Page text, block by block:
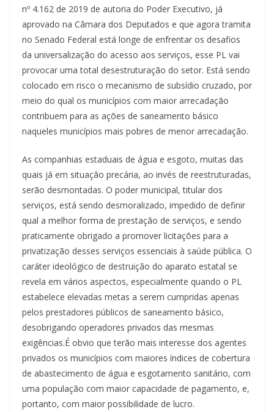
nº 4.162 de 2019 de autoria do Poder Executivo, já
aprovado na Câmara dos Deputados e que agora tramita
no Senado Federal está longe de enfrentar os desafios
da universalização do acesso aos serviços, esse PL vai
provocar uma total desestruturação do setor. Está sendo
colocado em risco o mecanismo de subsídio cruzado, por
meio do qual os municípios com maior arrecadação
contribuem para as ações de saneamento básico
naqueles municípios mais pobres de menor arrecadação.
As companhias estaduais de água e esgoto, muitas das
quais já em situação precária, ao invés de reestruturadas,
serão desmontadas. O poder municipal, titular dos
serviços, está sendo desmoralizado, impedido de definir
qual a melhor forma de prestação de serviços, e sendo
praticamente obrigado a promover licitações para a
privatização desses serviços essenciais à saúde pública. O
caráter ideológico de destruição do aparato estatal se
revela em vários aspectos, especialmente quando o PL
estabelece elevadas metas a serem cumpridas apenas
pelos prestadores públicos de saneamento básico,
desobrigando operadores privados das mesmas
exigências.É obvio que terão mais interesse dos agentes
privados os municípios com maiores índices de cobertura
de abastecimento de água e esgotamento sanitário, com
uma população com maior capacidade de pagamento, e,
portanto, com maior possibilidade de lucro.